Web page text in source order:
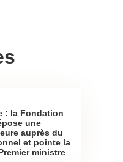
: la Fondation
une
auprès du
et pointe la
ministre